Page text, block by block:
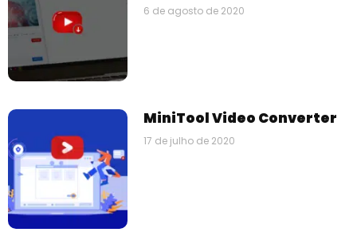
6 de agosto de 2020
MiniTool Video Converter
17 de julho de 2020